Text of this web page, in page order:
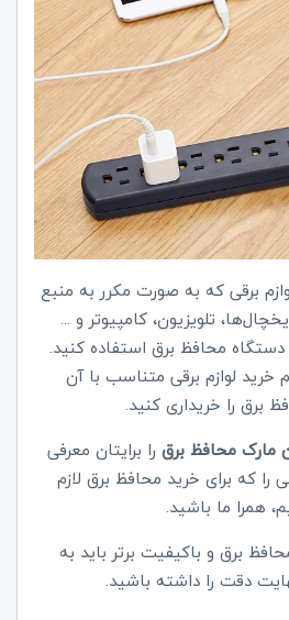
برقی که به صورت مکرر به منبع
تلویزیون، کامپیوتر و ...
محافظ برق استفاده کنید.
لوازم برقی متناسب با آن
برق را خریداری کنید.
مارک محافظ‌ برق را برایتان معرفی
که برای خرید محافظ برق لازم
همرا ما باشید.
برق و باکیفیت برتر باید به
دقت را داشته باشید.